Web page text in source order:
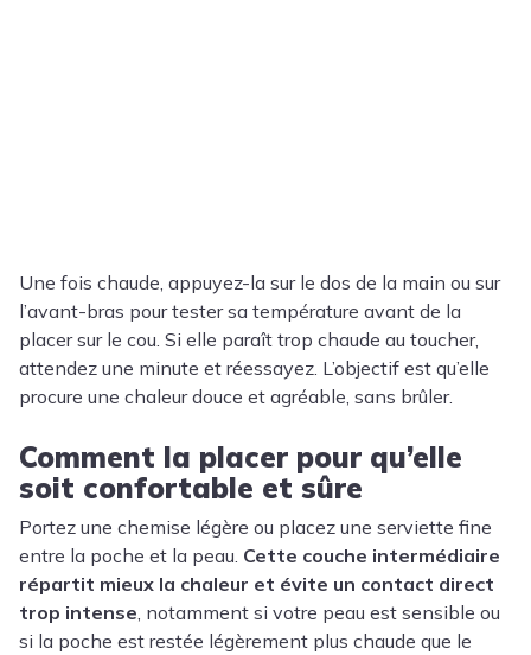
Une fois chaude, appuyez-la sur le dos de la main ou sur
l’avant-bras pour tester sa température avant de la
placer sur le cou. Si elle paraît trop chaude au toucher,
attendez une minute et réessayez. L’objectif est qu’elle
procure une chaleur douce et agréable, sans brûler.
Comment la placer pour qu’elle
soit confortable et sûre
Portez une chemise légère ou placez une serviette fine
entre la poche et la peau. Cette couche intermédiaire
répartit mieux la chaleur et évite un contact direct
trop intense , notamment si votre peau est sensible ou
si la poche est restée légèrement plus chaude que le